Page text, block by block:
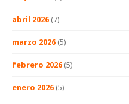
abril 2026 (7)
marzo 2026 (5)
febrero 2026 (5)
enero 2026 (5)